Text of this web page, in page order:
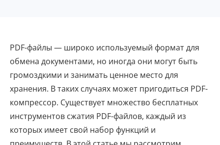
PDF-файлы — широко используемый формат для
обмена документами, но иногда они могут быть
громоздкими и занимать ценное место для
хранения. В таких случаях может пригодиться PDF-
компрессор. Существует множество бесплатных
инструментов сжатия PDF-файлов, каждый из
которых имеет свой набор функций и